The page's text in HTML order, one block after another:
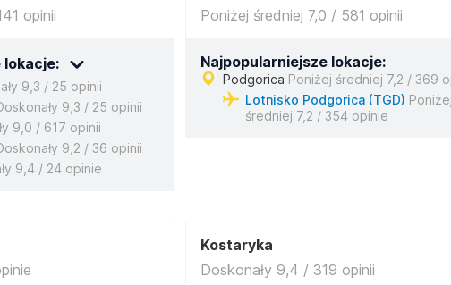
opinii
lokacje:
9,3 / 25 opinii
9,3 / 25 opinii
9,0 / 617 opinii
9,2 / 36 opinii
9,4 / 24 opinie
Poniżej średniej 7,0 / 581 opinii
Najpopularniejsze lokacje:
Podgorica Poniżej średniej 7,2 / 369
Lotnisko Podgorica (TGD) Poniżej
średniej 7,2 / 354 opinie
Kostaryka
Doskonały 9,4 / 319 opinii